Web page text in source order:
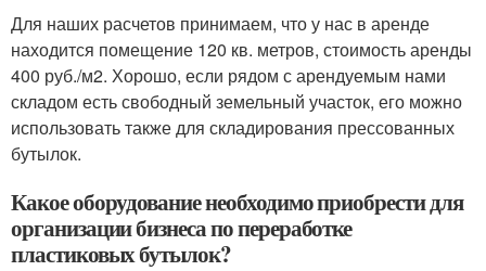
Для наших расчетов принимаем, что у нас в аренде
находится помещение 120 кв. метров, стоимость аренды
400 руб./м2. Хорошо, если рядом с арендуемым нами
складом есть свободный земельный участок, его можно
использовать также для складирования прессованных
бутылок.
Какое оборудование необходимо приобрести для
организации бизнеса по переработке
пластиковых бутылок?